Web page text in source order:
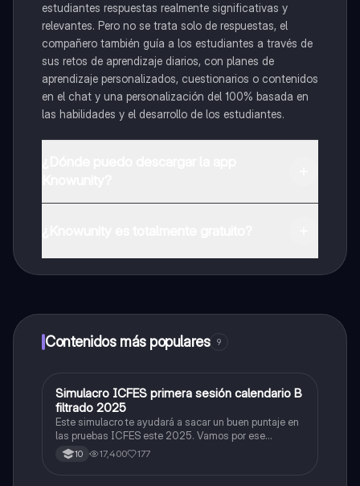
estudiantes respuestas realmente significativas y
relevantes. Pero no se trata solo de respuestas, el
compañero también guía a los estudiantes a través de
sus retos de aprendizaje diarios, con planes de
aprendizaje personalizados, cuestionarios o contenidos
en el chat y una personalización del 100% basada en
las habilidades y el desarrollo de los estudiantes.
a determinadas funciones.
Contenidos más populares 9
ICFES: Matemáticas
Simulacro ICFES primera sesión calendario B
filtrado 2025
Este simulacro te ayudará a sacar un buen puntaje en
las pruebas ICFES este 2025. Vamos por ese
500/500. Y poder ser admitido en la universidad que
quieras, estudiar la carrera que quieres y no la que te
10 17,400 177